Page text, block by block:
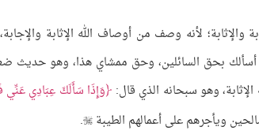
لأنه وصف من أوصاف الله الإثابة
أسألك بحق السائلين، وحق ممشاي هذا، وهو حديث
وهو سبحانه الذي قال: وَإِذَا سَأَلَكَ عِبَادِي عَنِّي

.